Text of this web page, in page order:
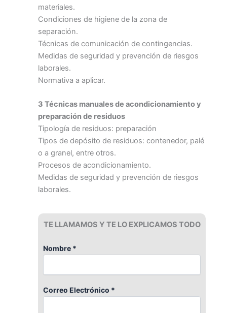
materiales.
Condiciones de higiene de la zona de
separación.
Técnicas de comunicación de contingencias.
Medidas de seguridad y prevención de riesgos
laborales.
Normativa a aplicar.
3 Técnicas manuales de acondicionamiento y
preparación de residuos
Tipología de residuos: preparación
Tipos de depósito de residuos: contenedor, palé
o a granel, entre otros.
Procesos de acondicionamiento.
Medidas de seguridad y prevención de riesgos
laborales.
TE LLAMAMOS Y TE LO EXPLICAMOS TODO
Nombre *
Correo Electrónico *